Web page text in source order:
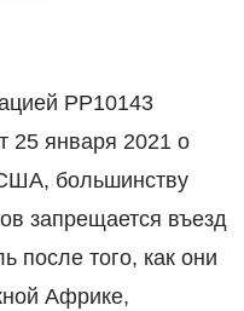
PP10143
25 января 2021 о
большинству
запрещается въезд
после того, как они
Африке,